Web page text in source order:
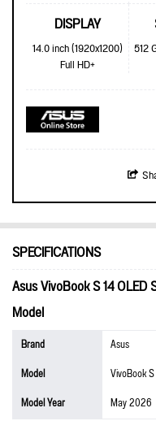
DISPLAY
14.0 inch (1920x1200)
Full HD+
512
SPECIFICATIONS
Asus VivoBook S 14
Model
Brand
Asus
Model
VivoBook
Model Year
May 2026